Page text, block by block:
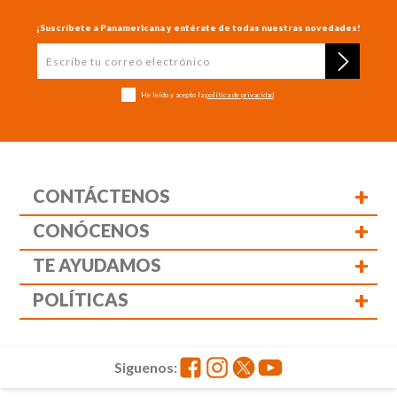
¡Suscríbete a Panamericana y entérate de todas nuestras novedades!
He leído y acepto la política de privacidad
CONTÁCTENOS +
CONÓCENOS +
TE AYUDAMOS +
POLÍTICAS +
Siguenos: